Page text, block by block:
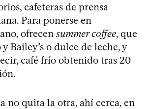
cafeteras de prensa
Para ponerse en
ofrecen summer coffee, que
y Bailey’s o dulce de leche, y
café frío obtenido tras 20
no quita la otra, ahí cerca, en